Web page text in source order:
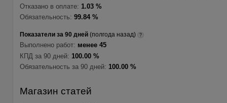
Отказано в оплате: 1.03 %
Обязательность: 99.84 %
Показатели за 90 дней (полгода назад) ?
Выполнено работ: менее 45
КПД за 90 дней: 100.00 %
Обязательность за 90 дней: 100.00 %
Магазин статей